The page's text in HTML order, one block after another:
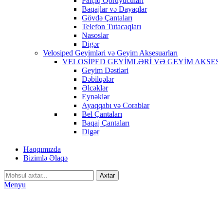
Baqajlar və Dayaqlar
Gövdə Çantaları
Telefon Tutacaqları
Nasoslar
Digər
Velosiped Geyimləri və Geyim Aksesuarları
VELOSİPED GEYİMLƏRİ VƏ GEYİM
Geyim Dəstləri
Dəbilqələr
Əlcəklər
Eynəklər
Ayaqqabı və Corablar
Bel Çantaları
Baqaj Çantaları
Digər
Haqqımızda
Bizimlə Əlaqə
Axtar
Menyu